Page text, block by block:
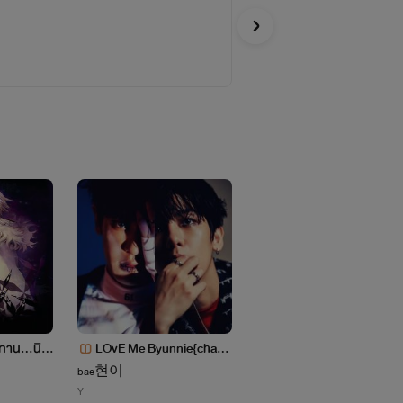
าน...นิรั
LOvE Me Byunnie{chan x
baek}
bae현이
Y